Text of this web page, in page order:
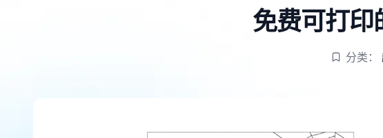
免费可打印
分类：